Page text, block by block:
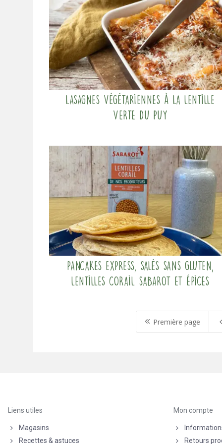
Lasagnes végétariennes à la Lentille
verte du Puy
Pancakes express, salés sans gluten,
lentilles corail Sabarot et Épices
8 Première page
Liens utiles
Magasins
Recettes & astuces
Mon compte
Retours